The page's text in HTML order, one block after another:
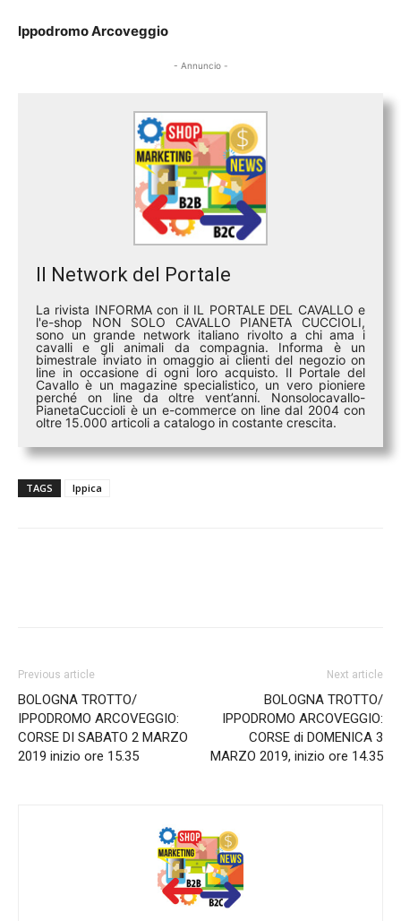
Ippodromo Arcoveggio
- Annuncio -
Il Network del Portale
La rivista INFORMA con il IL PORTALE DEL CAVALLO e
l'e-shop NON SOLO CAVALLO PIANETA CUCCIOLI,
sono un grande network italiano rivolto a chi ama i
cavalli e gli animali da compagnia. Informa è un
bimestrale inviato in omaggio ai clienti del negozio on
line in occasione di ogni loro acquisto. Il Portale del
Cavallo è un magazine specialistico, un vero pioniere
perché on line da oltre vent’anni. Nonsolocavallo-
PianetaCuccioli è un e-commerce on line dal 2004 con
oltre 15.000 articoli a catalogo in costante crescita.
TAGS Ippica
Previous article
BOLOGNA TROTTO/
IPPODROMO ARCOVEGGIO:
CORSE DI SABATO 2 MARZO
2019 inizio ore 15.35
Next article
BOLOGNA TROTTO/
IPPODROMO ARCOVEGGIO:
CORSE di DOMENICA 3
MARZO 2019, inizio ore 14.35